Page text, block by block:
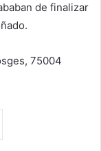
de finalizar
75004